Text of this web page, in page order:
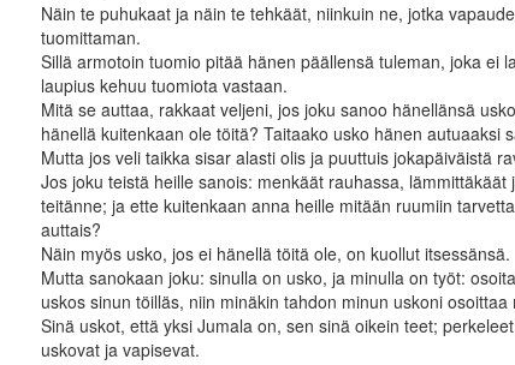
Näin te puhukaat ja näin te tehkäät, niinkuin ne, jotka
tuomittaman.
Sillä armotoin tuomio pitää hänen päällensä tuleman, joka ei
laupius kehuu tuomiota vastaan.
Mitä se auttaa, rakkaat veljeni, jos joku sanoo hänellänsä
hänellä kuitenkaan ole töitä? Taitaako usko hänen autuaaksi
Mutta jos veli taikka sisar alasti olis ja puuttuis jokapäiväistä
Jos joku teistä heille sanois: menkäät rauhassa, lämmittäkäät
teitänne; ja ette kuitenkaan anna heille mitään ruumiin
auttais?
Näin myös usko, jos ei hänellä töitä ole, on kuollut itsessänsä.
Mutta sanokaan joku: sinulla on usko, ja minulla on työt:
uskos sinun töilläs, niin minäkin tahdon minun uskoni osoittaa
Sinä uskot, että yksi Jumala on, sen sinä oikein teet;
uskovat ja vapisevat.